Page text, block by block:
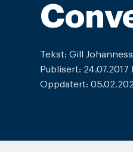
Tekst: Gill
Publisert: 24.07.2017
Oppdatert: